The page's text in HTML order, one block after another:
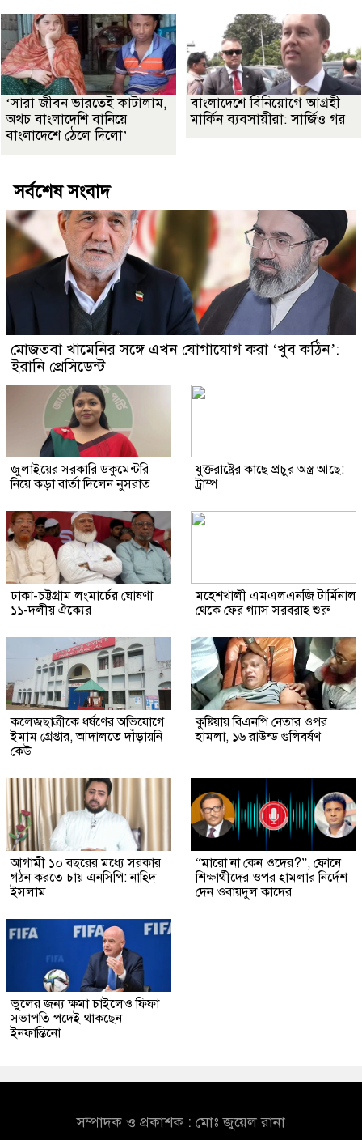
‘সারা জীবন ভারতেই কাটালাম,
অথচ বাংলাদেশি বানিয়ে
বাংলাদেশে ঠেলে দিলো’
বাংলাদেশে বিনিয়োগে আগ্রহী
মার্কিন ব্যবসায়ীরা: সার্জিও গর
সর্বশেষ সংবাদ
মোজতবা খামেনির সঙ্গে এখন যোগাযোগ করা ‘খুব কঠিন’:
ইরানি প্রেসিডেন্ট
জুলাইয়ের সরকারি ডকুমেন্টরি
নিয়ে কড়া বার্তা দিলেন নুসরাত
যুক্তরাষ্ট্রের কাছে প্রচুর অস্ত্র আছে:
ট্রাম্প
ঢাকা-চট্টগ্রাম লংমার্চের ঘোষণা
১১-দলীয় ঐক্যের
মহেশখালী এমএলএনজি টার্মিনাল
থেকে ফের গ্যাস সরবরাহ শুরু
কলেজছাত্রীকে ধর্ষণের অভিযোগে
ইমাম গ্রেপ্তার, আদালতে দাঁড়ায়নি
কেউ
কুষ্টিয়ায় বিএনপি নেতার ওপর
হামলা, ১৬ রাউন্ড গুলিবর্ষণ
আগামী ১০ বছরের মধ্যে সরকার
গঠন করতে চায় এনসিপি: নাহিদ
ইসলাম
“মারো না কেন ওদের?”, ফোনে
শিক্ষার্থীদের ওপর হামলার নির্দেশ
দেন ওবায়দুল কাদের
ভুলের জন্য ক্ষমা চাইলেও ফিফা
সভাপতি পদেই থাকছেন
ইনফান্তিনো
সম্পাদক ও প্রকাশক : মোঃ জুয়েল রানা